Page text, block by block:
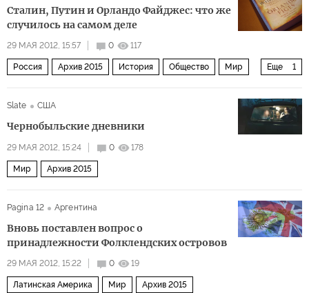
Сталин, Путин и Орландо Файджес: что же
случилось на самом деле
29 МАЯ 2012, 15:57 0 117
Еще 1
Россия Архив 2015 История Общество Мир
Slate
США
Чернобыльские дневники
29 МАЯ 2012, 15:24 0 178
Мир Архив 2015
Pagina 12 Аргентина
Вновь поставлен вопрос о
принадлежности Фолклендских островов
29 МАЯ 2012, 15:22 0 19
Латинская Америка Мир Архив 2015